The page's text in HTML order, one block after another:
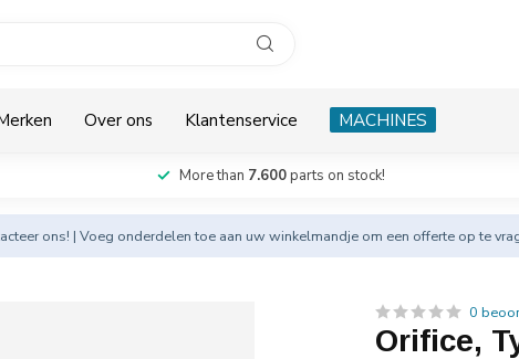
Over ons Klantenservice MACHINES
More than 7.600parts on stock!
ons! | Voeg onderdelen toe aan uw winkelmandje om een offerte op te
0
Orifice,